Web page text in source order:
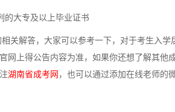
的大专及以上毕业证书
关解答，大家可以参考一下，对于考生入学
网上得公告内容为准，如果你还想了解其他
湖南省成考网 ，也可以通过添加在线老师的